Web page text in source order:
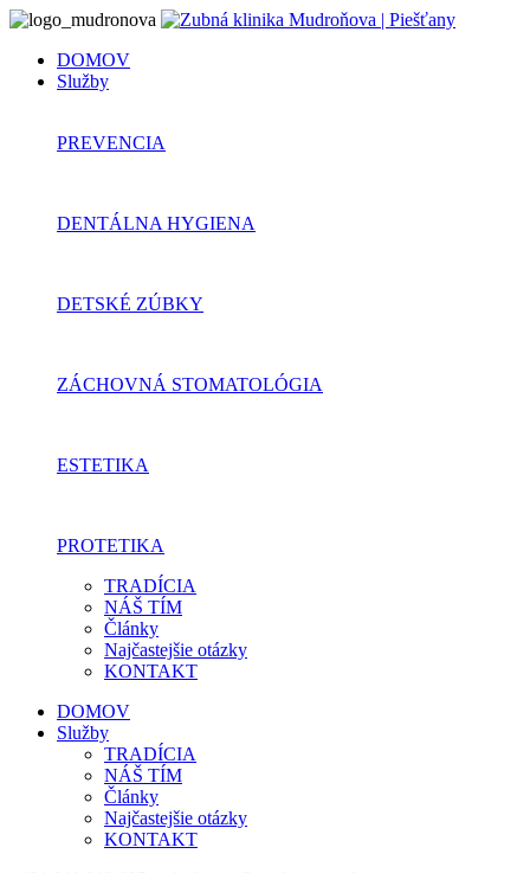
DOMOV
Služby
PREVENCIA
DENTÁLNA HYGIENA
DETSKÉ ZÚBKY
ZÁCHOVNÁ STOMATOLÓGIA
ESTETIKA
PROTETIKA
TRADÍCIA
NÁŠ TÍM
Články
Najčastejšie otázky
KONTAKT
DOMOV
Služby
TRADÍCIA
NÁŠ TÍM
Články
Najčastejšie otázky
KONTAKT